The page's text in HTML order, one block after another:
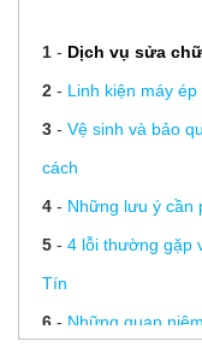
1- Dịch vụ sửa
2- Linh kiện máy
3- Vệ sinh và bảo
cách
4- Những lưu ý cần
5- 4 lỗi thường gặp
Tín
6- Những quan